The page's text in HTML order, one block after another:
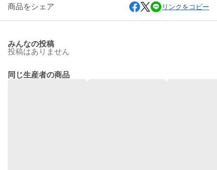
商品をシェア リンクをコピー
みんなの投稿
投稿はありません
同じ生産者の商品